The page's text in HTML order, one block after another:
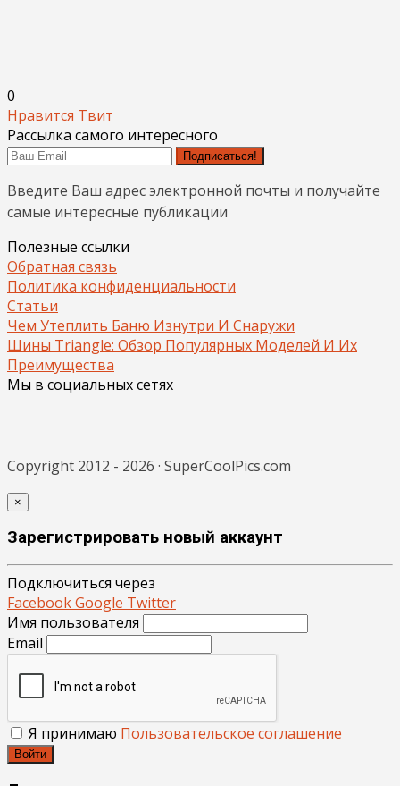
0
Нравится Твит
Рассылка самого интересного
Подписаться!
Введите Ваш адрес электронной почты и получайте
самые интересные публикации
Полезные ссылки
Обратная связь
Политика конфиденциальности
Статьи
Чем Утеплить Баню Изнутри И Снаружи
Шины Triangle: Обзор Популярных Моделей И Их
Преимущества
Мы в социальных сетях
Copyright 2012 - 2026 · SuperCoolPics.com
×
Зарегистрировать новый аккаунт
Подключиться через
FacebookGoogle Twitter
Имя пользователя
Email
Я принимаю Пользовательское соглашение
Войти